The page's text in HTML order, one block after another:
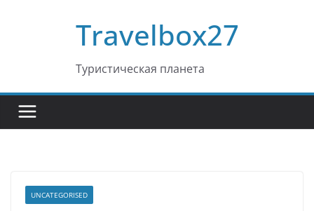
Travelbox27
Туристическая планета
UNCATEGORISED